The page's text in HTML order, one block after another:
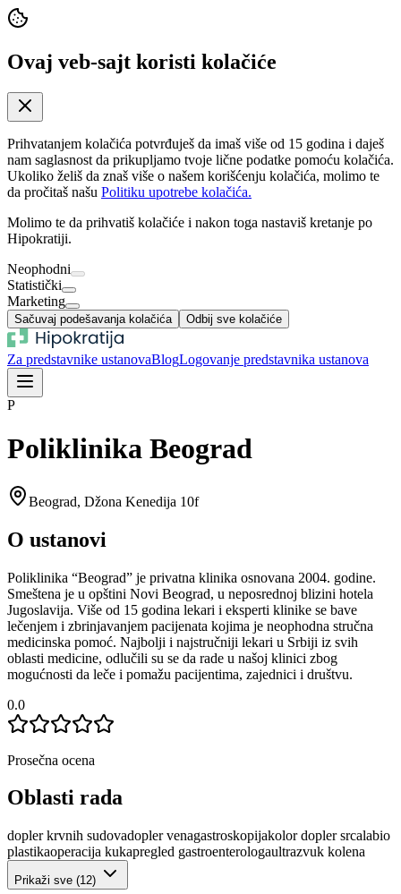
Ovaj veb-sajt koristi kolačiće
Prihvatanjem kolačića potvrđuješ da imaš više od 15 godina i daješ
nam saglasnost da prikupljamo tvoje lične podatke pomoću kolačića.
Ukoliko želiš da znaš više o našem korišćenju kolačića, molimo te
da pročitaš našu Politiku upotrebe kolačića.
Molimo te da prihvatiš kolačiće i nakon toga nastaviš kretanje po
Hipokratiji.
Neophodni
Statistički
Marketing
Sačuvaj podešavanja kolačića Odbij sve kolačiće
Za predstavnike ustanovaBlogLogovanje predstavnika ustanova
P
Poliklinika Beograd
Beograd, Džona Kenedija 10f
O ustanovi
Poliklinika “Beograd” je privatna klinika osnovana 2004. godine.
Smeštena je u opštini Novi Beograd, u neposrednoj blizini hotela
Jugoslavija. Više od 15 godina lekari i eksperti klinike se bave
lečenjem i zbrinjavanjem pacijenata kojima je neophodna stručna
medicinska pomoć. Najbolji i najstručniji lekari u Srbiji iz svih
oblasti medicine, odlučili su se da rade u našoj klinici zbog
mogućnosti da leče i pomažu pacijentima, zajednici i društvu.
0.0
Prosečna ocena
Oblasti rada
dopler krvnih sudovadopler venagastroskopijakolor dopler srcalabio
plastikaoperacija kukapregled gastroenterologaultrazvuk kolena
Prikaži sve (12)